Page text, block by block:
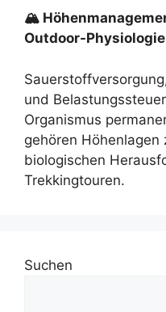
🏔
Outdoor-Physiologie
und
Organismus
gehören
biologischen
Trekkingtouren.
Suchen